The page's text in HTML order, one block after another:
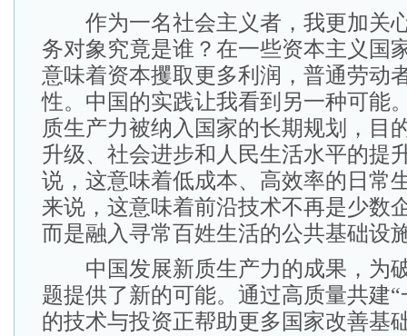
作为一名社会主义者，我更加关
务对象究竟是谁？在一些资本主义国
意味着资本攫取更多利润，普通劳动
性。中国的实践让我看到另一种可能
质生产力被纳入国家的长期规划，目
升级、社会进步和人民生活水平的提
说，这意味着低成本、高效率的日常
来说，这意味着前沿技术不再是少数
而是融入寻常百姓生活的公共基础设
中国发展新质生产力的成果，为
题提供了新的可能。通过高质量共建
的技术与投资正帮助更多国家改善基